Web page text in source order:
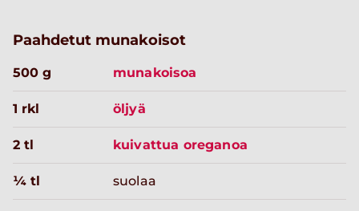
Paahdetut munakoisot
500 g munakoisoa
1 rkl öljyä
2 tl kuivattua oreganoa
¼ tl suolaa